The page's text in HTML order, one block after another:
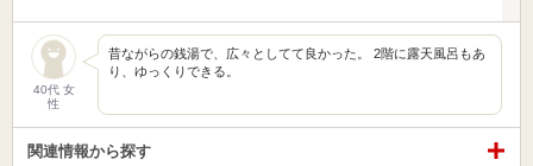
40代 女
性
昔ながらの銭湯で、広々としてて良かった。 2階に露天風呂もあ
り、ゆっくりできる。
関連情報から探す